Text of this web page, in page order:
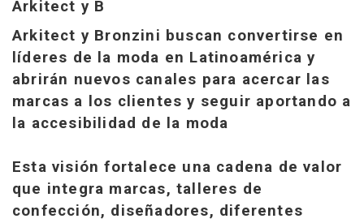
Arkitect y B
Arkitect y Bronzini buscan convertirse en
líderes de la moda en Latinoamérica y
abrirán nuevos canales para acercar las
marcas a los clientes y seguir aportando a
la accesibilidad de la moda
Esta visión fortalece una cadena de valor
que integra marcas, talleres de
confección, diseñadores, diferentes